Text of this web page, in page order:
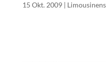
15 Okt. 2009|